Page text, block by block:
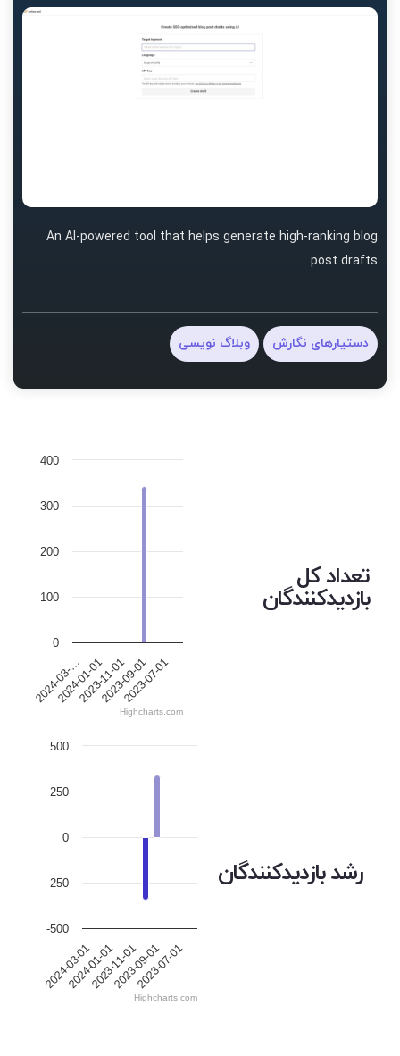
An AI-powered tool that helps generate high-ranking blog
post drafts
دستیارهای نگارش وبلاگ نویسی
تعداد کل
بازدیدکنندگان
2024-03-…
2024-01-01
2023-11-01
2023-09-01
2023-07-01
0
100
200
300
400
Highcharts.com
رشد بازدیدکنندگان
2024-03-01
2024-01-01
2023-11-01
2023-09-01
2023-07-01
0
-500
-250
250
500
Highcharts.com